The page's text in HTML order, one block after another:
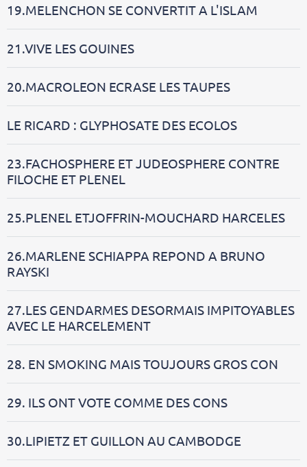
19.MELENCHON SE CONVERTIT A L'ISLAM
21.VIVE LES GOUINES
20.MACROLEON ECRASE LES TAUPES
LE RICARD : GLYPHOSATE DES ECOLOS
23.FACHOSPHERE ET JUDEOSPHERE CONTRE
FILOCHE ET PLENEL
25.PLENEL ETJOFFRIN-MOUCHARD HARCELES
26.MARLENE SCHIAPPA REPOND A BRUNO
RAYSKI
27.LES GENDARMES DESORMAIS IMPITOYABLES
AVEC LE HARCELEMENT
28. EN SMOKING MAIS TOUJOURS GROS CON
29. ILS ONT VOTE COMME DES CONS
30.LIPIETZ ET GUILLON AU CAMBODGE